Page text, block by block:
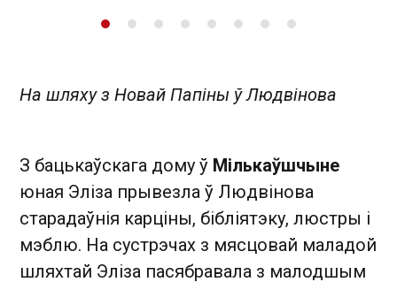
На шляху з Новай Папіны ў Людвінова
З бацькаўскага дому ў Мількаўшчыне
юная Эліза прывезла ў Людвінова
старадаўнія карціны, бібліятэку, люстры і
мэблю. На сустрэчах з мясцовай маладой
шляхтай Эліза пасябравала з малодшым